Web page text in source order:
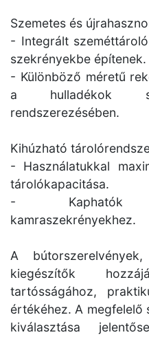
Szemetes és
- Integrált
szekrényekbe építenek.
- Különböző méretű
a hulladékok
rendszerezésében.
Kihúzható
- Használatukkal
tárolókapacitása.
- Kaphatók
kamraszekrényekhez.
A
kiegészítők
tartósságához,
értékéhez. A megfelelő
kiválasztása